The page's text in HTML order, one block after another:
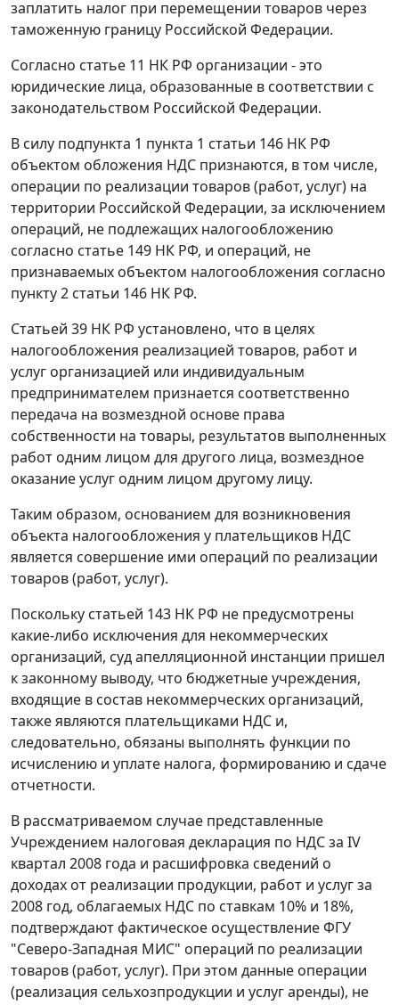
заплатить налог при перемещении товаров через
таможенную границу Российской Федерации.
Согласно статье 11 НК РФ организации - это
юридические лица, образованные в соответствии с
законодательством Российской Федерации.
В силу подпункта 1 пункта 1 статьи 146 НК РФ
объектом обложения НДС признаются, в том числе,
операции по реализации товаров (работ, услуг) на
территории Российской Федерации, за исключением
операций, не подлежащих налогообложению
согласно статье 149 НК РФ, и операций, не
признаваемых объектом налогообложения согласно
пункту 2 статьи 146 НК РФ.
Статьей 39 НК РФ установлено, что в целях
налогообложения реализацией товаров, работ и
услуг организацией или индивидуальным
предпринимателем признается соответственно
передача на возмездной основе права
собственности на товары, результатов выполненных
работ одним лицом для другого лица, возмездное
оказание услуг одним лицом другому лицу.
Таким образом, основанием для возникновения
объекта налогообложения у плательщиков НДС
является совершение ими операций по реализации
товаров (работ, услуг).
Поскольку статьей 143 НК РФ не предусмотрены
какие-либо исключения для некоммерческих
организаций, суд апелляционной инстанции пришел
к законному выводу, что бюджетные учреждения,
входящие в состав некоммерческих организаций,
также являются плательщиками НДС и,
следовательно, обязаны выполнять функции по
исчислению и уплате налога, формированию и сдаче
отчетности.
В рассматриваемом случае представленные
Учреждением налоговая декларация по НДС за IV
квартал 2008 года и расшифровка сведений о
доходах от реализации продукции, работ и услуг за
2008 год, облагаемых НДС по ставкам 10% и 18%,
подтверждают фактическое осуществление ФГУ
"Северо-Западная МИС" операций по реализации
товаров (работ, услуг). При этом данные операции
(реализация сельхозпродукции и услуг аренды), не